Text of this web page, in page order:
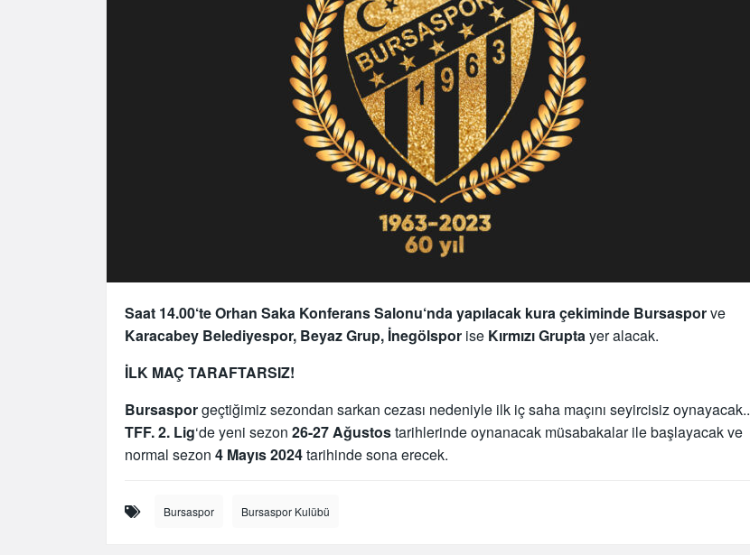
Saat 14.00‘te Orhan Saka Konferans Salonu‘nda yapılacak kura çekiminde Bursasporve
Karacabey Belediyespor, Beyaz Grup, İnegölspor ise Kırmızı Gruptayer alacak.
İLK MAÇ TARAFTARSIZ!
Bursasporgeçtiğimiz sezondan sarkan cezası nedeniyle ilk iç saha maçını seyircisiz oynayacak..
TFF. 2. Lig‘de yeni sezon 26-27 Ağustostarihlerinde oynanacak müsabakalar ile başlayacak ve
normal sezon 4 Mayıs 2024tarihinde sona erecek.
Bursaspor Bursaspor Kulübü